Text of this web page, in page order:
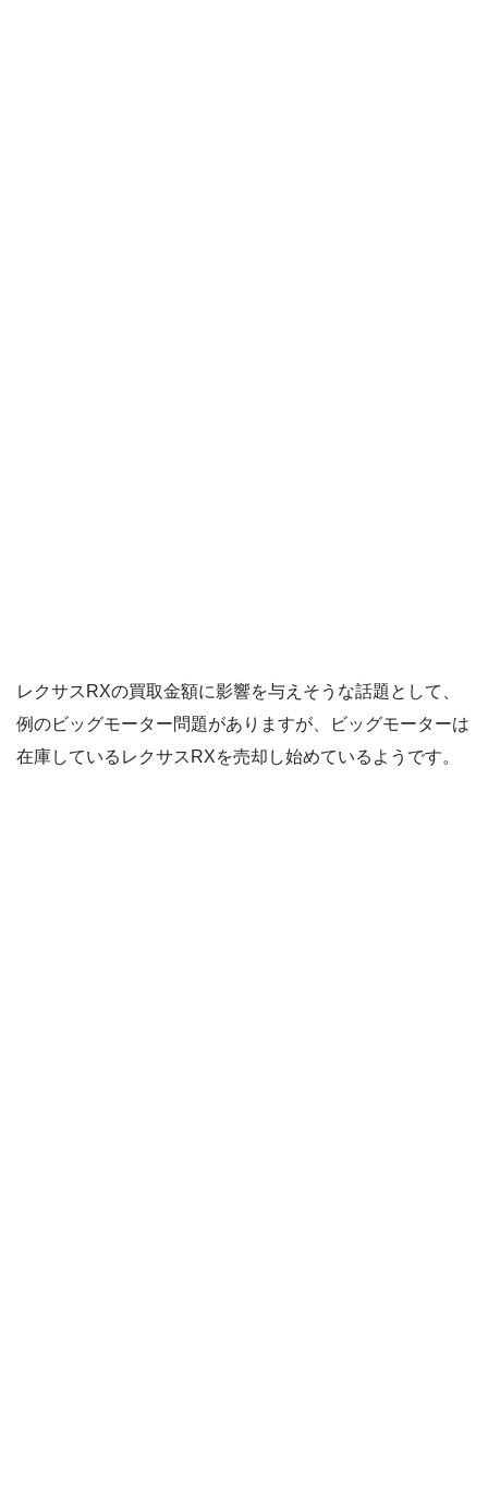
レクサスRXの買取金額に影響を与えそうな話題として、
例のビッグモーター問題がありますが、ビッグモーターは
在庫しているレクサスRXを売却し始めているようです。